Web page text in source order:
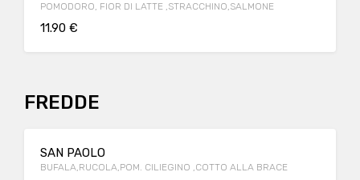
POMODORO, FIOR DI LATTE ,STRACCHINO,SALMONE
11.90 €
FREDDE
SAN PAOLO
BUFALA,RUCOLA,POM. CILIEGINO ,COTTO ALLA BRACE